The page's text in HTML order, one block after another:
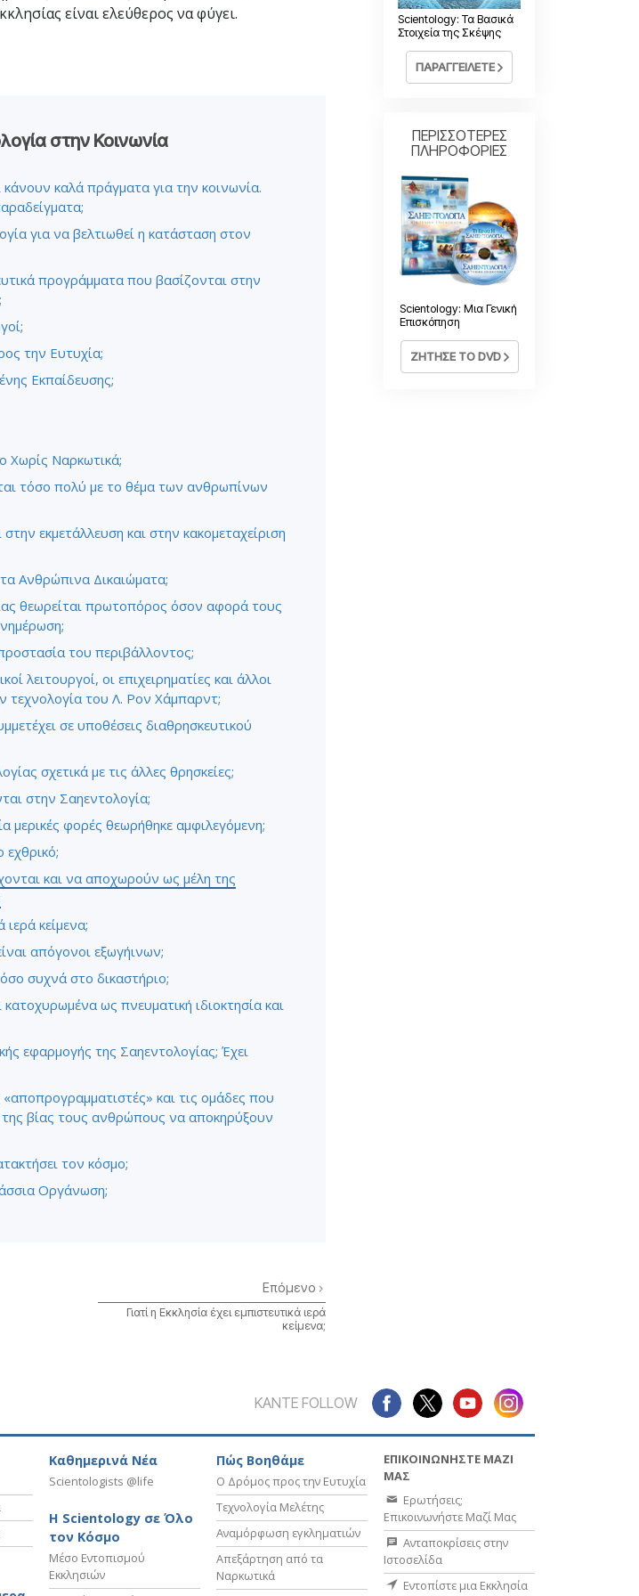
Σαηεντολογίας
Συναισθημάτων
Το Πρόβλημα και η Λύση του
Ηθική και Καταστάσεις Ηθικής
Η Αιτία της Καταπίεσης
Τα Βασικά Στοιχεία της Οργάνωσης
Βασικές Αρχές Δημοσίων Σχέσεων
Επιδιώξεις και Στόχοι
Η Τεχνολογία Μελέτης
είναι ελεύθερος να φύγει.
στην Κοινωνία
καλά πράγματα για την κοινωνία.
για να βελτιωθεί η κατάσταση στον
προγράμματα που βασίζονται στην
την Ευτυχία;
Εκπαίδευσης;
Χωρίς Ναρκωτικά;
τόσο πολύ με το θέμα των ανθρωπίνων
εκμετάλλευση και στην κακομεταχείριση
Ανθρώπινα Δικαιώματα;
θεωρείται πρωτοπόρος όσον αφορά τους
του περιβάλλοντος;
λειτουργοί, οι επιχειρηματίες και άλλοι
τεχνολογία του Λ. Ρον Χάμπαρντ;
σε υποθέσεις διαθρησκευτικού
σχετικά με τις άλλες θρησκείες;
στην Σαηεντολογία;
μερικές φορές θεωρήθηκε αμφιλεγόμενη;
και να αποχωρούν ως μέλη της
ιερά κείμενα;
απόγονοι εξωγήινων;
συχνά στο δικαστήριο;
κατοχυρωμένα ως πνευματική ιδιοκτησία και
εφαρμογής της Σαηεντολογίας; Έχει
και τις ομάδες που
βίας τους ανθρώπους να αποκηρύξουν
τον κόσμο;
Οργάνωση;
Επόμενο
Γιατί η Εκκλησία έχει εμπιστευτικά ιερά
κείμενα;
Scientology: Τα Βασικά
Στοιχεία της Σκέψης
ΠΑΡΑΓΓΕΙΛΕΤΕ
ΠΕΡΙΣΣΟΤΕΡΕΣ
ΠΛΗΡΟΦΟΡΙΕΣ
Scientology: Μια Γενική
Επισκόπηση
ΖΗΤΗΣΕ ΤΟ DVD
ΚΑΝΤΕ FOLLOW
Καθημερινά Νέα
Scientologists @life
Η Scientology σε Όλο
τον Κόσμο
Μέσο Εντοπισμού
Εκκλησιών
Πώς Βοηθάμε
Ο Δρόμος προς την Ευτυχία
Τεχνολογία Μελέτης
Αναμόρφωση εγκληματιών
Απεξάρτηση από τα
Ναρκωτικά
ΕΠΙΚΟΙΝΩΝΗΣΤΕ ΜΑΖΙ
ΜΑΣ
Ερωτήσεις;
Επικοινωνήστε Μαζί Μας
Ανταποκρίσεις στην
Ιστοσελίδα
Εντοπίστε μια Εκκλησία